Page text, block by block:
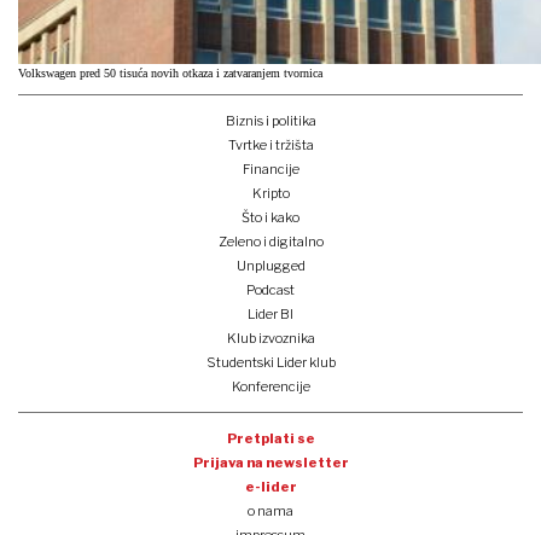
Volkswagen pred 50 tisuća novih otkaza i zatvaranjem tvornica
Biznis i politika
Tvrtke i tržišta
Financije
Kripto
Što i kako
Zeleno i digitalno
Unplugged
Podcast
Lider BI
Klub izvoznika
Studentski Lider klub
Konferencije
Pretplati se
Prijava na newsletter
e-lider
o nama